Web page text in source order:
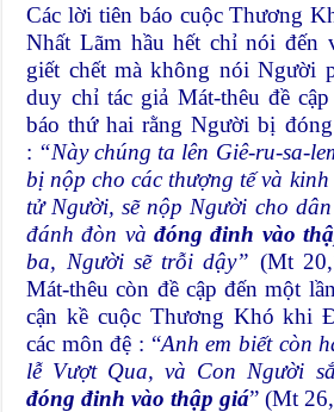
Các lời tiên báo cuộc Thương
Nhất Lãm hầu hết chỉ nói đến
giết chết mà không nói Người
duy chỉ tác giả Mát-thêu đề
báo thứ hai rằng Người bị
: “Này chúng ta lên Giê-ru-sa-
bị nộp cho các thượng tế và kinh
tử Người, sẽ nộp Người cho
đánh đòn và đóng đinh vào
ba, Người sẽ trỗi dậy” (Mt
Mát-thêu còn đề cập đến một
cận kề cuộc Thương Khó khi
các môn đệ : “Anh em biết còn
lễ Vượt Qua, và Con Người
đóng đinh vào thập giá” (Mt